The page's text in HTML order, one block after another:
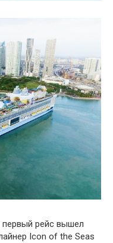
первый рейс вышел
Icon of the Seas